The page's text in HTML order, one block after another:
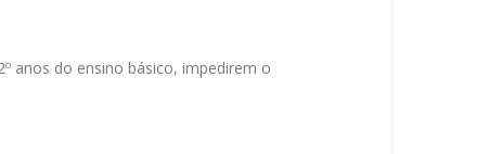
anos do ensino básico, impedirem o